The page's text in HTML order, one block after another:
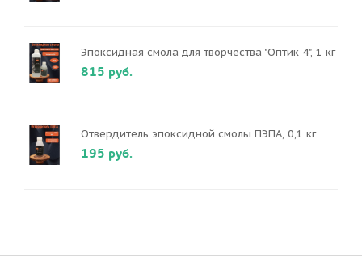
Эпоксидная смола для творчества "Оптик 4", 1 кг
815 руб.
Отвердитель эпоксидной смолы ПЭПА, 0,1 кг
195 руб.